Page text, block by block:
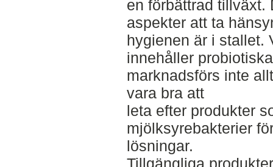
en förbättrad tillväxt.
aspekter att ta
hygienen är i stallet.
innehåller
marknadsförs inte
vara bra att
leta efter produkter
mjölksyrebakterier
lösningar.
Tillgängliga